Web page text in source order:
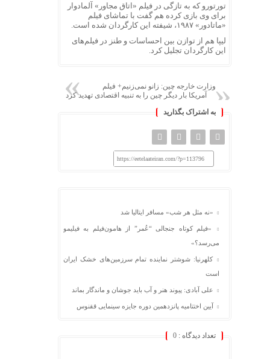
تورتورو که به تازگی در فیلم «اتاق مجاور» آلمادوار
برای وی بازی کرده هم گفت با تماشای فیلم
«ماتادور» ۱۹۸۷، شیفته این کارگردان شده است.
لیپا هم از توازن بین احساسات و طنز در فیلم‌های
این کارگردان تجلیل کرد.
وزارت خارجه چین: زانو نمی‌زنیم+ فیلم
آمریکا بار دیگر چین را به تنبیه اقتصادی تهدید کرد
به اشتراک بگذارید
https://eetelaateiran.com/?p=113796
«نه مثل هر شب» مسافر ایتالیا شد
«فیلم کوتاه جنجالی “عُمر” از هامون‌فیلم به فیلیمو
می‌رسد؟»
کلهرنیا: شوشتر نماینده تمام سرزمین‌های خشک ایران
است
علی آبادی: پیوند هنر و آب باید جوشان و ماندگار بماند
آیین اختتامیه پانزدهمین دوره جایزه سینمایی ققنوس
تعداد دیدگاه : 0